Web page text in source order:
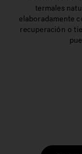
termales
elaboradamente
recuperación o